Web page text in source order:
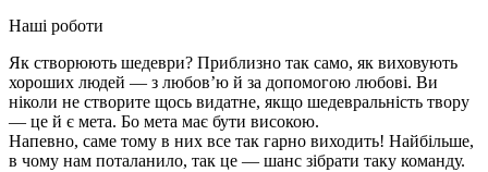
Наші роботи
Як створюють шедеври? Приблизно так само, як виховують
хороших людей — з любов’ю й за допомогою любові. Ви
ніколи не створите щось видатне, якщо шедевральність твору
— це й є мета. Бо мета має бути високою.
Напевно, саме тому в них все так гарно виходить! Найбільше,
в чому нам поталанило, так це — шанс зібрати таку команду.